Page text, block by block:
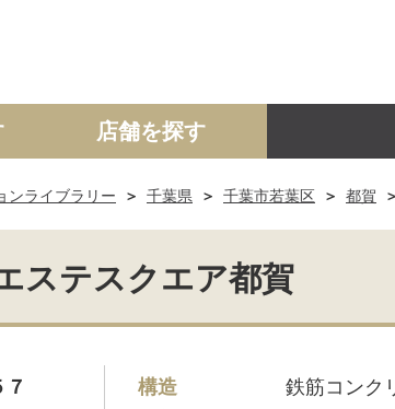
ンション 土地 事業投資用
店舗を探す
ンライブラリー 千葉県 千葉市若葉区 都賀
ステスクエア都賀
構造
鉄筋コンク